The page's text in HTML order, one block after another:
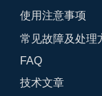
使用注意事项
常见故障及处理
FAQ
技术文章